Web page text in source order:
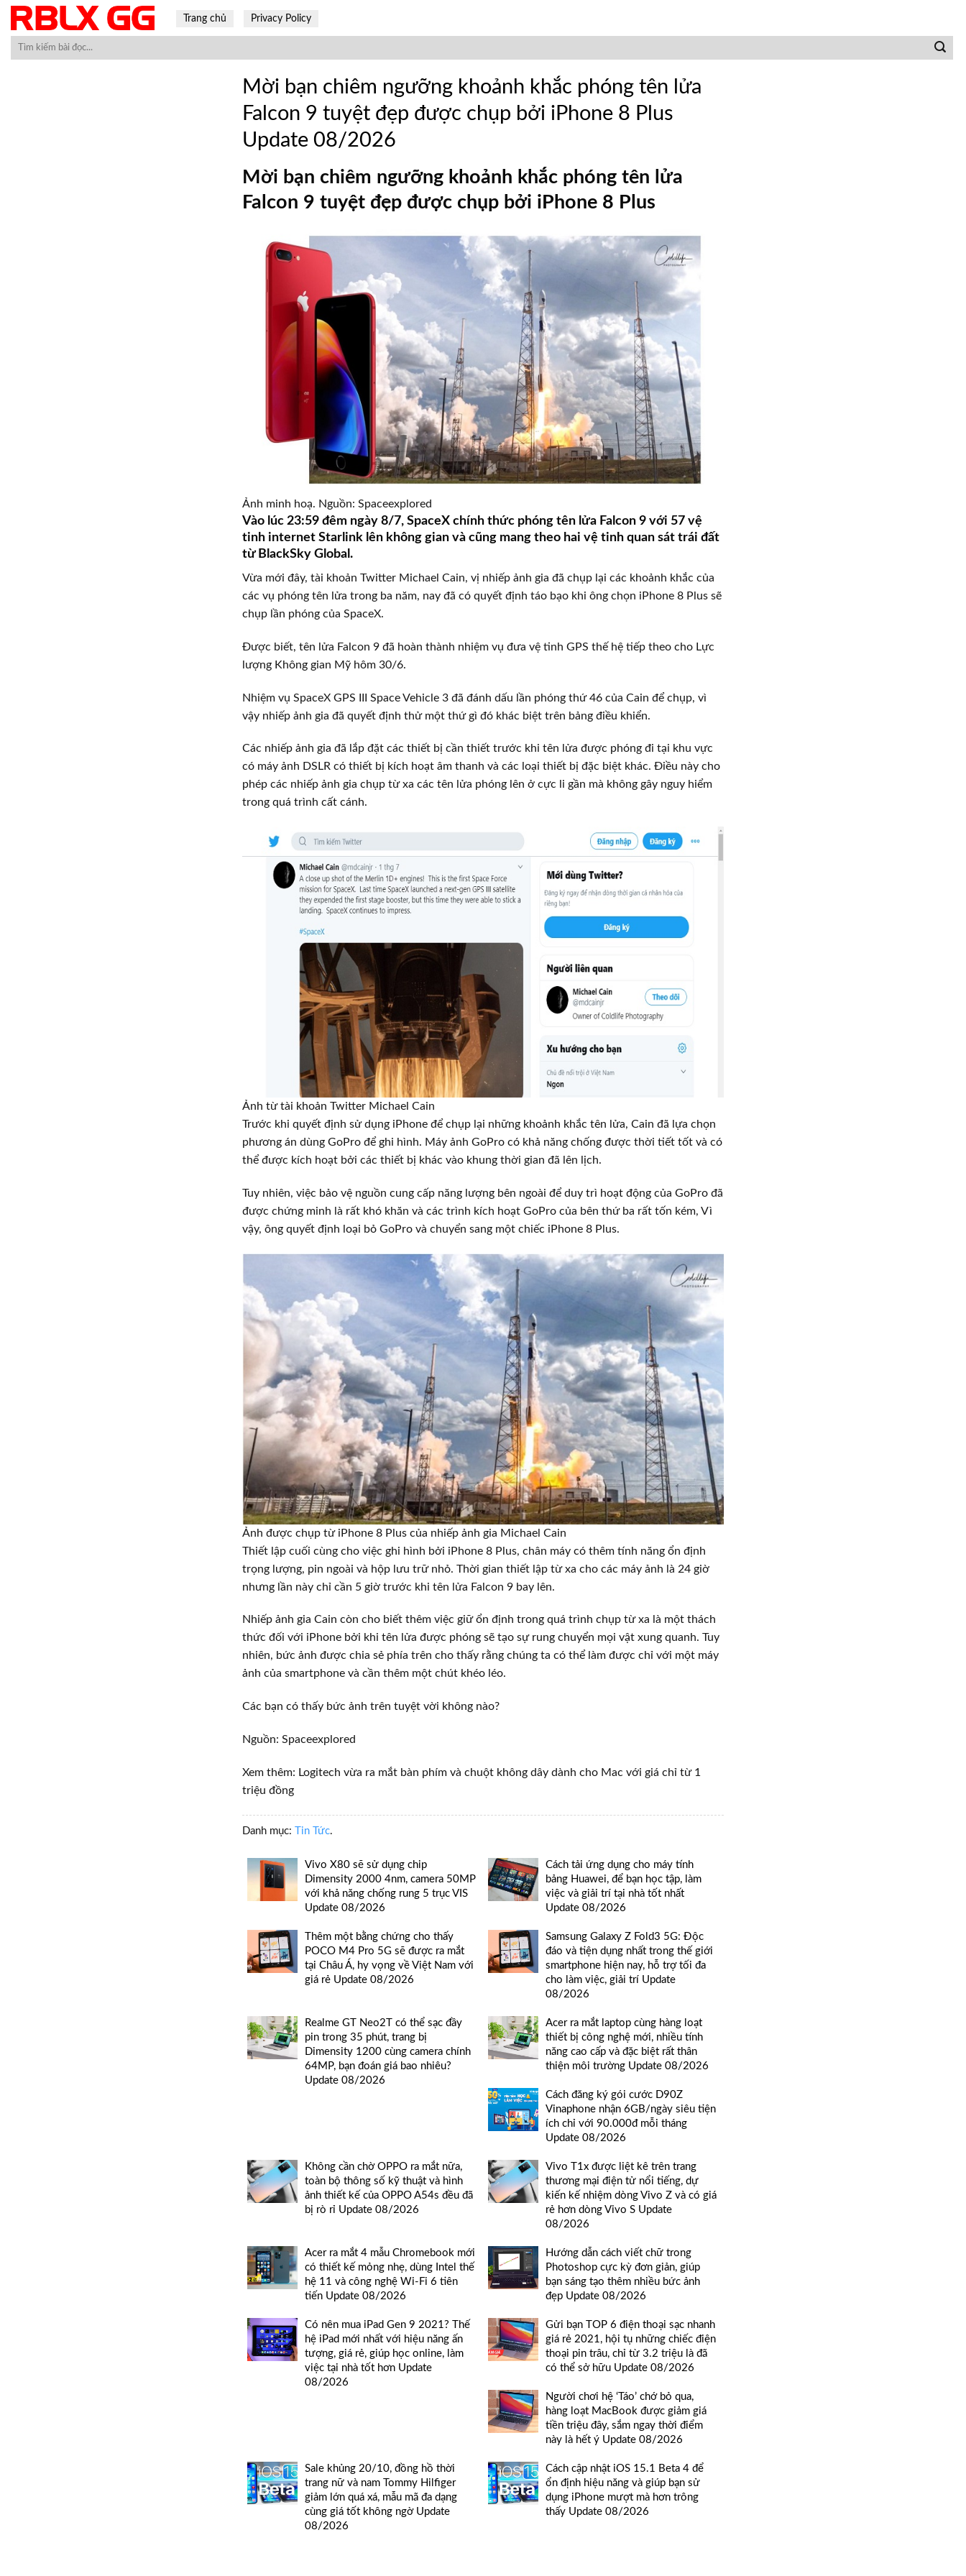
Skip
content
Trang chủ Privacy Policy
Mời bạn chiêm ngưỡng khoảnh khắc phóng tên lửa
Falcon 9 tuyệt đẹp được chụp bởi iPhone 8 Plus
Update 08/2026
Mời bạn chiêm ngưỡng khoảnh khắc phóng tên lửa
Falcon 9 tuyệt đẹp được chụp bởi iPhone 8 Plus
Ảnh minh hoạ. Nguồn: Spaceexplored
Vào lúc 23:59 đêm ngày 8/7, SpaceX chính thức phóng tên lửa Falcon 9 với 57 vệ
tinh internet Starlink lên không gian và cũng mang theo hai vệ tinh quan sát trái đất
từ BlackSky Global.
Vừa mới đây, tài khoản Twitter Michael Cain, vị nhiếp ảnh gia đã chụp lại các khoảnh khắc của
các vụ phóng tên lửa trong ba năm, nay đã có quyết định táo bạo khi ông chọn iPhone 8 Plus sẽ
chụp lần phóng của SpaceX.
Được biết, tên lửa Falcon 9 đã hoàn thành nhiệm vụ đưa vệ tinh GPS thế hệ tiếp theo cho Lực
lượng Không gian Mỹ hôm 30/6.
Nhiệm vụ SpaceX GPS III Space Vehicle 3 đã đánh dấu lần phóng thứ 46 của Cain để chụp, vì
vậy nhiếp ảnh gia đã quyết định thử một thứ gì đó khác biệt trên bảng điều khiển.
Các nhiếp ảnh gia đã lắp đặt các thiết bị cần thiết trước khi tên lửa được phóng đi tại khu vực
có máy ảnh DSLR có thiết bị kích hoạt âm thanh và các loại thiết bị đặc biệt khác. Điều này cho
phép các nhiếp ảnh gia chụp từ xa các tên lửa phóng lên ở cực li gần mà không gây nguy hiểm
trong quá trình cất cánh.
Ảnh từ tài khoản Twitter Michael Cain
Trước khi quyết định sử dụng iPhone để chụp lại những khoảnh khắc tên lửa, Cain đã lựa chọn
phương án dùng GoPro để ghi hình. Máy ảnh GoPro có khả năng chống được thời tiết tốt và có
thể được kích hoạt bởi các thiết bị khác vào khung thời gian đã lên lịch.
Tuy nhiên, việc bảo vệ nguồn cung cấp năng lượng bên ngoài để duy trì hoạt động của GoPro đã
được chứng minh là rất khó khăn và các trình kích hoạt GoPro của bên thứ ba rất tốn kém, Vì
vậy, ông quyết định loại bỏ GoPro và chuyển sang một chiếc iPhone 8 Plus.
Ảnh được chụp từ iPhone 8 Plus của nhiếp ảnh gia Michael Cain
Thiết lập cuối cùng cho việc ghi hình bởi iPhone 8 Plus, chân máy có thêm tính năng ổn định
trọng lượng, pin ngoài và hộp lưu trữ nhỏ. Thời gian thiết lập từ xa cho các máy ảnh là 24 giờ
nhưng lần này chỉ cần 5 giờ trước khi tên lửa Falcon 9 bay lên.
Nhiếp ảnh gia Cain còn cho biết thêm việc giữ ổn định trong quá trình chụp từ xa là một thách
thức đối với iPhone bởi khi tên lửa được phóng sẽ tạo sự rung chuyển mọi vật xung quanh. Tuy
nhiên, bức ảnh được chia sẻ phía trên cho thấy rằng chúng ta có thể làm được chỉ với một máy
ảnh của smartphone và cần thêm một chút khéo léo.
Các bạn có thấy bức ảnh trên tuyệt vời không nào?
Nguồn: Spaceexplored
Xem thêm: Logitech vừa ra mắt bàn phím và chuột không dây dành cho Mac với giá chỉ từ 1
triệu đồng
Danh mục: Tin Tức.
Vivo X80 sẽ sử dụng chip
Dimensity 2000 4nm, camera 50MP
với khả năng chống rung 5 trục VIS
Update 08/2026
Cách tải ứng dụng cho máy tính
bảng Huawei, để bạn học tập, làm
việc và giải trí tại nhà tốt nhất
Update 08/2026
Thêm một bằng chứng cho thấy
POCO M4 Pro 5G sẽ được ra mắt
tại Châu Á, hy vọng về Việt Nam với
giá rẻ Update 08/2026
Samsung Galaxy Z Fold3 5G: Độc
đáo và tiện dụng nhất trong thế giới
smartphone hiện nay, hỗ trợ tối đa
cho làm việc, giải trí Update
08/2026
Realme GT Neo2T có thể sạc đầy
pin trong 35 phút, trang bị
Dimensity 1200 cùng camera chính
64MP, bạn đoán giá bao nhiêu?
Update 08/2026
Acer ra mắt laptop cùng hàng loạt
thiết bị công nghệ mới, nhiều tính
năng cao cấp và đặc biệt rất thân
thiện môi trường Update 08/2026
Cách đăng ký gói cước D90Z
Vinaphone nhận 6GB/ngày siêu tiện
ích chỉ với 90.000đ mỗi tháng
Update 08/2026
Không cần chờ OPPO ra mắt nữa,
toàn bộ thông số kỹ thuật và hình
ảnh thiết kế của OPPO A54s đều đã
bị rò rỉ Update 08/2026
Vivo T1x được liệt kê trên trang
thương mại điện tử nổi tiếng, dự
kiến kế nhiệm dòng Vivo Z và có giá
rẻ hơn dòng Vivo S Update
08/2026
Acer ra mắt 4 mẫu Chromebook mới
có thiết kế mỏng nhẹ, dùng Intel thế
hệ 11 và công nghệ Wi-Fi 6 tiên
tiến Update 08/2026
Hướng dẫn cách viết chữ trong
Photoshop cực kỳ đơn giản, giúp
bạn sáng tạo thêm nhiều bức ảnh
đẹp Update 08/2026
Có nên mua iPad Gen 9 2021? Thế
hệ iPad mới nhất với hiệu năng ấn
tượng, giá rẻ, giúp học online, làm
việc tại nhà tốt hơn Update
08/2026
Gửi bạn TOP 6 điện thoại sạc nhanh
giá rẻ 2021, hội tụ những chiếc điện
thoại pin trâu, chỉ từ 3.2 triệu là đã
có thể sở hữu Update 08/2026
Người chơi hệ ‘Táo’ chớ bỏ qua,
hàng loạt MacBook được giảm giá
tiền triệu đây, sắm ngay thời điểm
này là hết ý Update 08/2026
Sale khủng 20/10, đồng hồ thời
trang nữ và nam Tommy Hilfiger
giảm lớn quá xá, mẫu mã đa dạng
cùng giá tốt không ngờ Update
08/2026
Cách cập nhật iOS 15.1 Beta 4 để
ổn định hiệu năng và giúp bạn sử
dụng iPhone mượt mà hơn trông
thấy Update 08/2026